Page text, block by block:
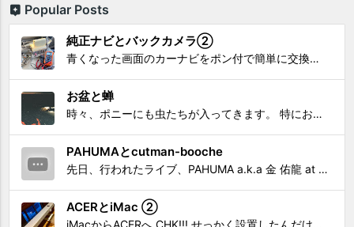
Popular Posts
純正ナビとバックカメラ②
青くなった画面のカーナビをポン付で簡単に交換、出来ると思っていたら意外と闇多め!!!なDAY①から続く今回は、DAY②。 テスターで調べてみたのだが、結果的にバックカメラからナビ裏まで来てる、配線を見つけることが出来なかった前回。気付けば闇w。 さてさて、この頃のDVDナビ的なT...
お盆と蝉
時々、ポニーにも虫たちが入ってきます。 特にお盆の頃はどの虫かと気になり探してしまう。 今まではキリギリスやすいっちょん、今思えば今年は蝉だったのかな。
PAHUMAとcutman-booche
先日、行われたライブ、PAHUMA a.k.a 金 佑龍 at PONY'STOYから〜 cutman-booche時代の楽曲「立ち上がれ」を映像化させてもらいました。 茅ヶ崎の名店 FROGGIES〜さんで ウリョンはマンススリー・ライブを行っています！ そのライブでウ...
ACERとiMac ②